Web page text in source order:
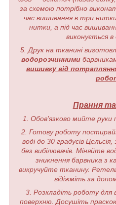
за схемою потрібно
час вишивання в три
нитки, а під час
виконується в
5. Друк на тканині
водорозчинними
вишивку від
Прання
1. Обов'язково мийте руки
2. Готову роботу
воді до 30 градусів
без вибілювачів. Міняйте
зникнення барвника з
викручуйте тканину.
відіжміть за
3. Розкладіть роботу для
поверхню. Досушіть